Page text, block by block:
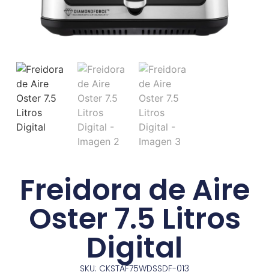
Freidora de Aire
Oster 7.5 Litros
Digital
SKU: CKSTAF75WDSSDF-013